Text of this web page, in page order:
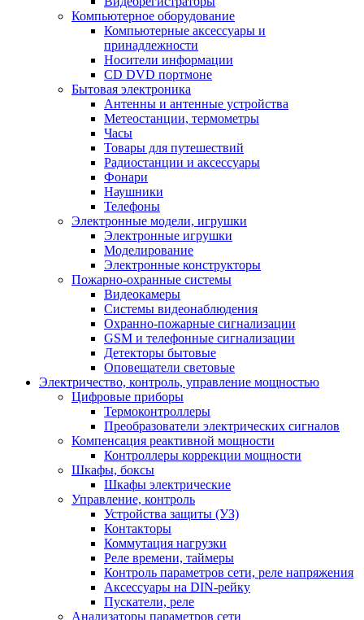
Компьютерное оборудование
Компьютерные аксессуары и
принадлежности
Носители информации
CD DVD портмоне
Бытовая электроника
Антенны и антенные устройства
Метеостанции, термометры
Часы
Товары для путешествий
Радиостанции и аксессуары
Фонари
Наушники
Телефоны
Электронные модели, игрушки
Электронные игрушки
Моделирование
Электронные конструкторы
Пожарно-охранные системы
Видеокамеры
Системы видеонаблюдения
Охранно-пожарные сигнализации
GSM и телефонные сигнализации
Детекторы бытовые
Оповещатели световые
Электричество, контроль, управление мощностью
Цифровые приборы
Термоконтроллеры
Преобразователи электрических сигналов
Компенсация реактивной мощности
Контроллеры коррекции мощности
Шкафы, боксы
Шкафы электрические
Управление, контроль
Устройства защиты (УЗ)
Контакторы
Коммутация нагрузки
Реле времени, таймеры
Контроль параметров сети, реле напряжения
Аксессуары на DIN-рейку
Пускатели, реле
Анализаторы параметров сети